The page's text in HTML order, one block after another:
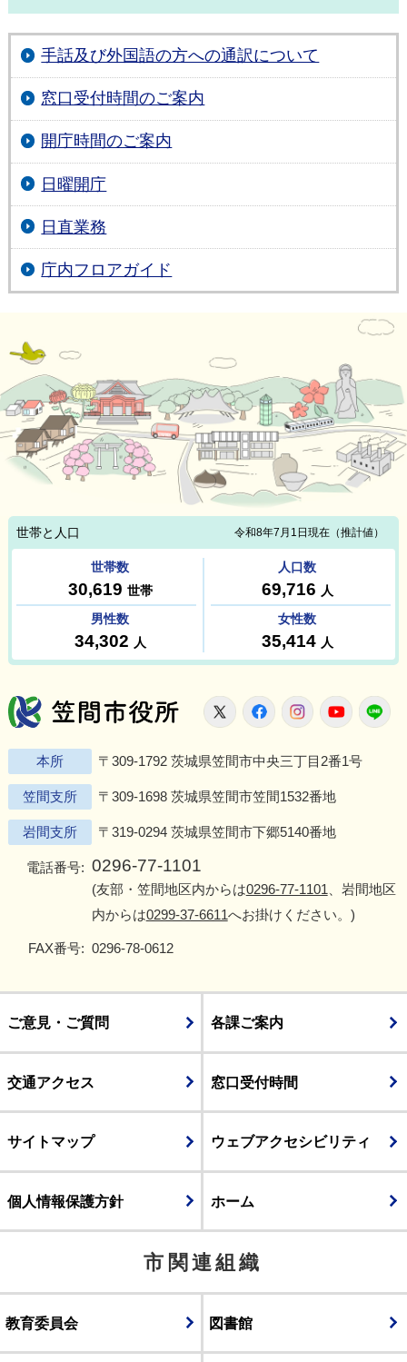
手話及び外国語の方への通訳について
窓口受付時間のご案内
開庁時間のご案内
日曜開庁
日直業務
庁内フロアガイド
笠間市役所
X FacebookInstagram
本所 〒309-1792 茨城県笠間市中央三丁目2番1号
笠間支所 〒309-1698 茨城県笠間市笠間1532番地
岩間支所 〒319-0294 茨城県笠間市下郷5140番地
電話番号: 0296-77-1101
(友部・笠間地区内からは0296-77-1101、岩間地区
内からは0299-37-6611へお掛けください。)
FAX番号: 0296-78-0612
ご意見・ご質問 各課ご案内
交通アクセス 窓口受付時間
サイトマップ ウェブアクセシビリティ
個人情報保護方針 ホーム
市関連組織
教育委員会 図書館